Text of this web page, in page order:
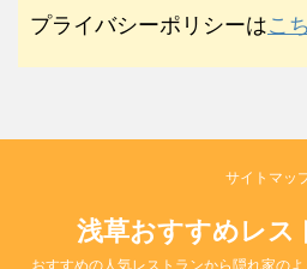
プライバシーポリシーはこ
サイトマッ
浅草おすすめレス
おすすめの人気レストランから隠れ家の